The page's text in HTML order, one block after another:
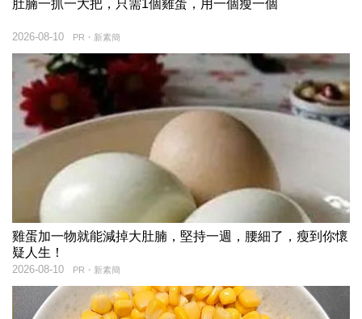
肚腩一抓一大把，只需1個雞蛋，用一個瘦一個
PR・新素簡
2026-08-10
雞蛋加一物就能減掉大肚腩，堅持一週，腰細了，瘦到你懷
疑人生！
PR・新素簡
2026-08-10